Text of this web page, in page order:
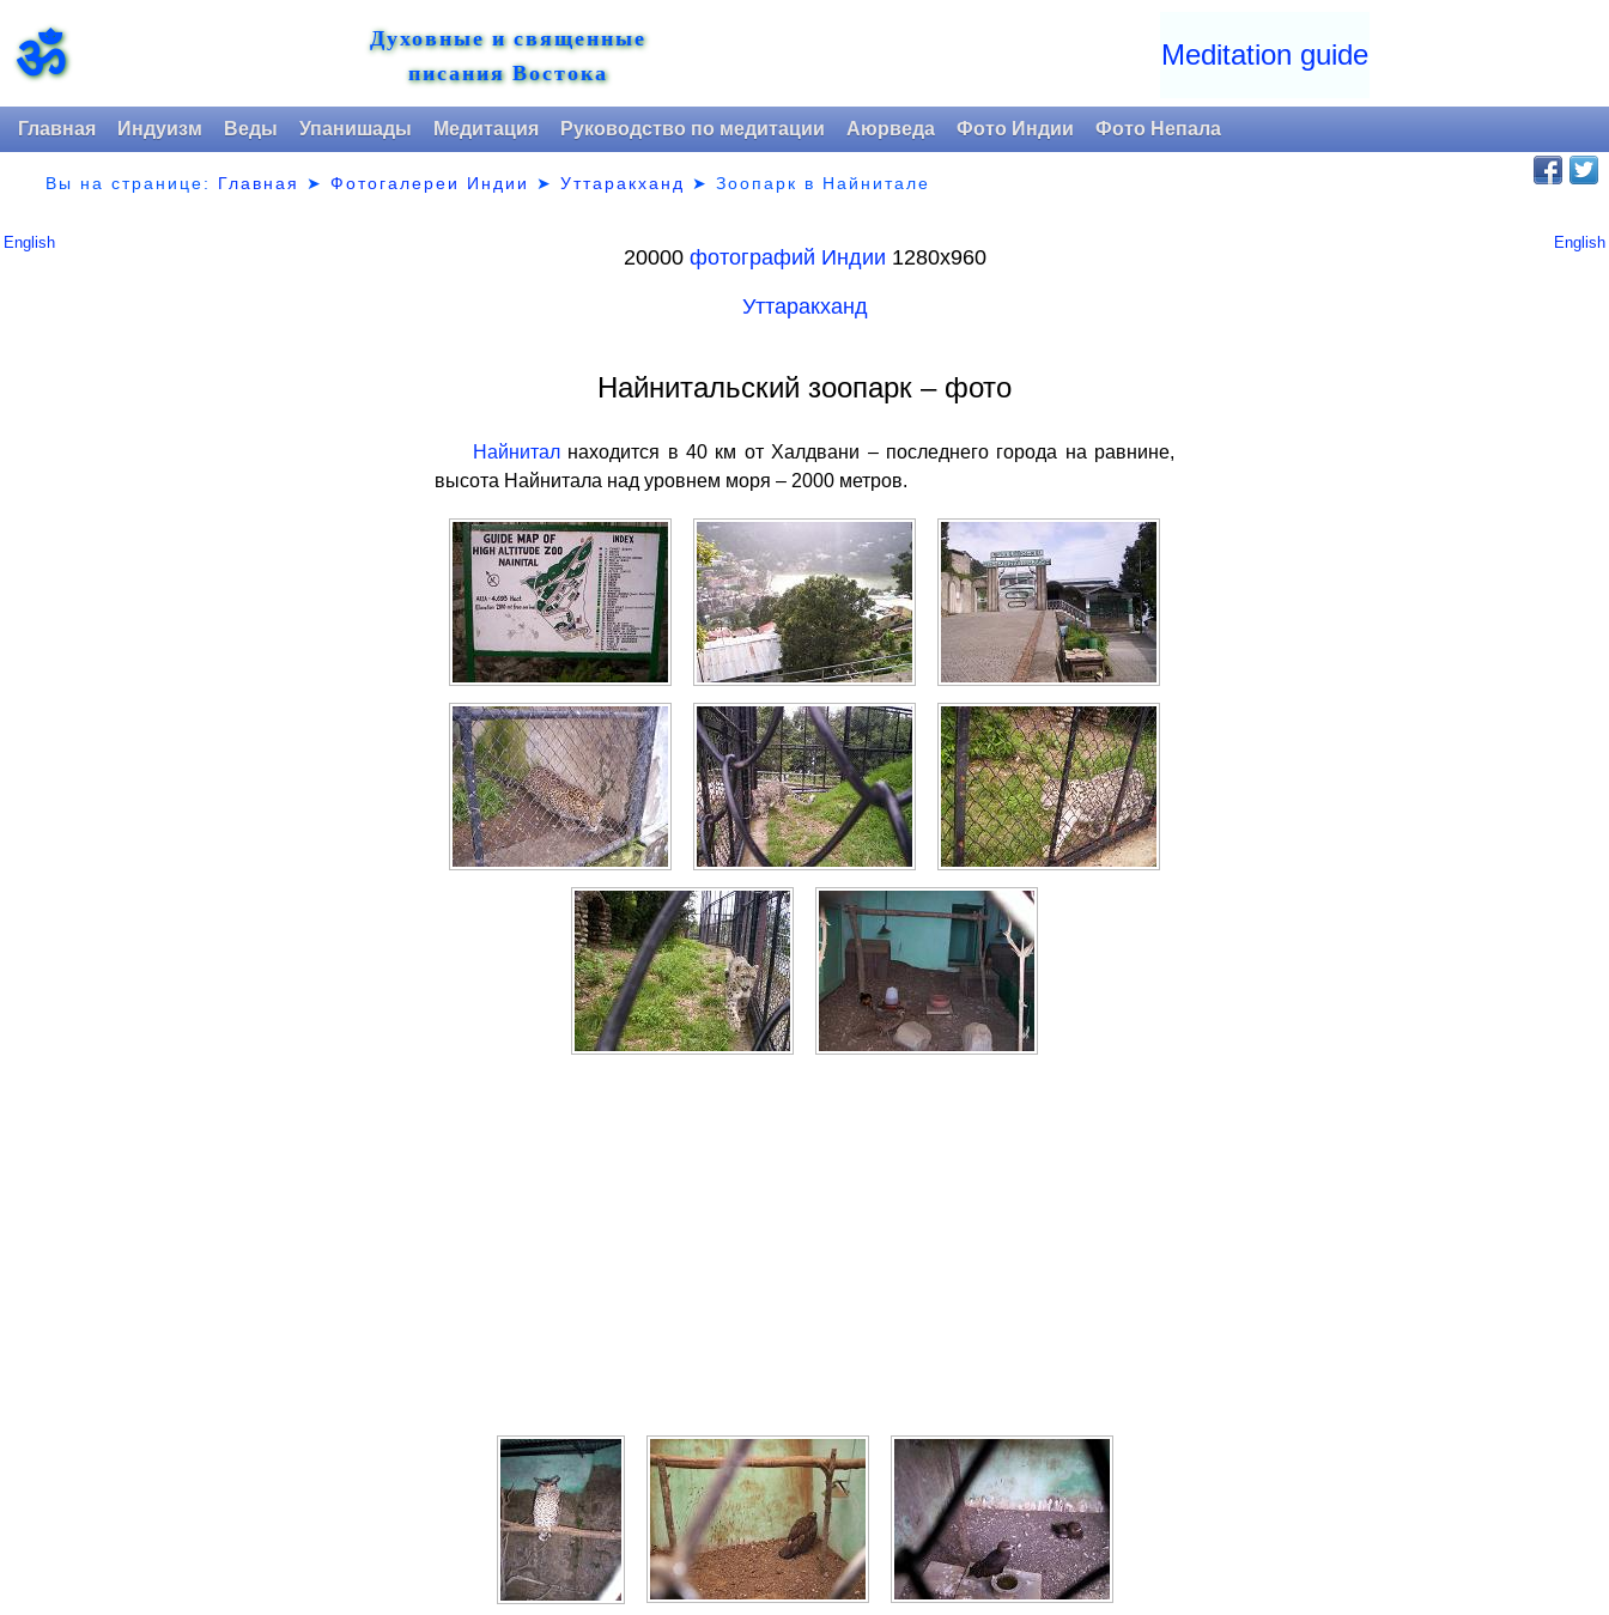
ॐ
Духовные и священные
писания Востока
Meditation guide
Главная Индуизм Веды Упанишады Медитация Руководство по медитации Аюрведа Фото Индии Фото Непала
Вы на странице: Главная ➤Фотогалереи Индии ➤Уттаракханд ➤Зоопарк в Найнитале
English English
20000 фотографий Индии 1280х960
Уттаракханд
Найнитальский зоопарк – фото
Найниталнаходится в 40 км от Халдвани – последнего города на равнине,
высота Найнитала над уровнем моря – 2000 метров.